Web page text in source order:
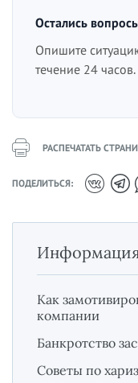
Остались
Опишите
течение 24
РАСПЕЧАТАТЬ
ПОДЕЛИТЬСЯ:
Как
компании
Банкротство
Советы по